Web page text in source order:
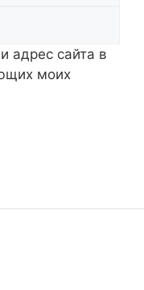
адрес сайта в
моих